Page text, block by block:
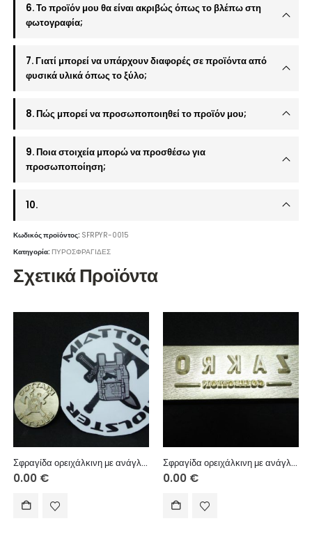
6. Το προϊόν μου θα είναι ακριβώς όπως το βλέπω στη
φωτογραφία;
7. Γιατί μπορεί να υπάρχουν διαφορές σε προϊόντα από
φυσικά υλικά όπως το ξύλο;
8. Πώς μπορεί να προσωποποιηθεί το προϊόν μου;
9. Ποια στοιχεία μπορώ να προσθέσω για
προσωποποίηση;
10.
Κωδικός προϊόντος: SFRPYR-0015
Κατηγορία:ΠΥΡΟΣΦΡΑΓΙΔΕΣ
Σχετικά Προϊόντα
Σφραγίδα ορειχάλκινη με ανάγλυφη χάραξη για αποτύπωμα/πυρογραφία με θέρμανση.
0.00 €
Σφραγίδα ορειχάλκινη με ανάγλυφη χάραξη για αποτύπωμα/πυρογραφία με θέρμανση.
0.00 €